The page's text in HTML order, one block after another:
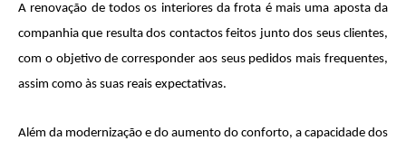
A renovação de todos os interiores da frota é mais uma aposta da
companhia que resulta dos contactos feitos junto dos seus clientes,
com o objetivo de corresponder aos seus pedidos mais frequentes,
assim como às suas reais expectativas.
Além da modernização e do aumento do conforto, a capacidade dos